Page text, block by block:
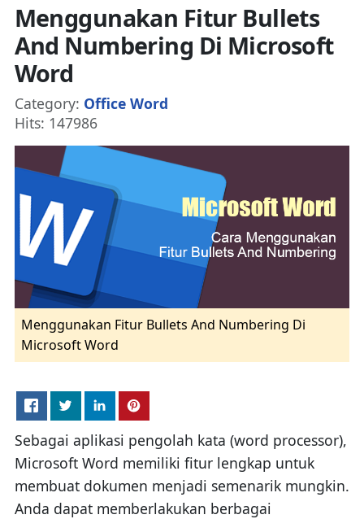
Menggunakan Fitur Bullets
And Numbering Di Microsoft
Word
Details
Category: Office Word
Hits: 147986
Menggunakan Fitur Bullets And Numbering Di
Microsoft Word
Sebagai aplikasi pengolah kata (word processor),
Microsoft Word memiliki fitur lengkap untuk
membuat dokumen menjadi semenarik mungkin.
Anda dapat memberlakukan berbagai